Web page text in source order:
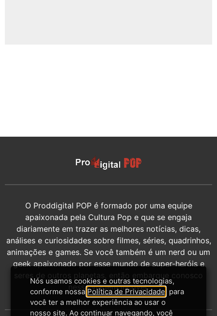
O Proddigital POP é formado por uma equipe
apaixonada pela Cultura Pop e que se engaja
diariamente em trazer as melhores notícias, dicas,
análises e curiosidades sobre filmes, séries, quadrinhos,
animações e games. Se você também é um nerd ou um
geek apaixonado por esse mundo de super-heróis e
seres de outros planetas, então embarque conosco
nessa viagem incrível.
Nós usamos cookies e outras tecnologias,
conforme nossa Política de Privacidade , para
você ter a melhor experiência ao usar o
nosso site. Ao continuar navegando, você